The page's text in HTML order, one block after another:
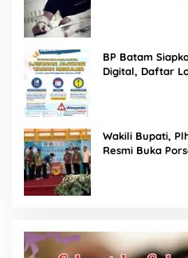
BP Batam
Digital, Daftar
Wakili Bupati,
Resmi Buka